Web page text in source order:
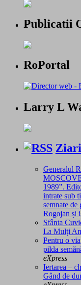
Publicatii
RoPortal
Larry L
Generalul
1989”.
intrate sub
semnate
Rogojan și
Sfânta
La Mulți
Pentru o
pilda
eXpress
Iertarea –
Gând de